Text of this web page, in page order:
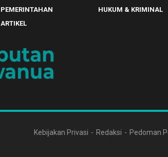
PEMERINTAHAN
HUKUM & KRIMINAL
ARTIKEL
Kebijakan Privasi Redaksi Pedoman